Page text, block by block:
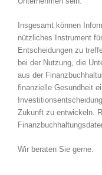
Insgesamt können
nützliches Instrument
Entscheidungen zu
bei der Nutzung, die
aus der
finanzielle Gesundheit
Zukunft zu entwickeln.
Wir beraten Sie gerne.